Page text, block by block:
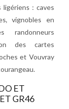
ligériens : caves
vignobles en
randonneurs
des cartes
et Vouvray
ET
GR46